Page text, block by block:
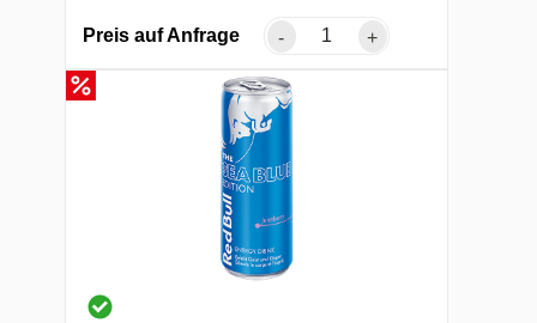
Preis auf Anfrage - +